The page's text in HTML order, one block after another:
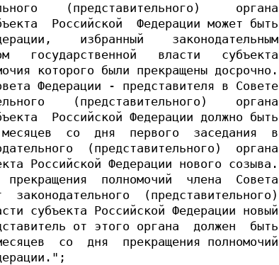
(представительного)     органа
Российской  Федерации может быть
избранный    законодательным
государственной   власти   субъекта
которого были прекращены досрочно.
Федерации - представителя в Совете
(представительного)    органа
Российской Федерации должно быть
со  дня  первого  заседания  в
(представительного)  органа
Российской Федерации нового созыва.
прекращения  полномочий  члена  Совета
законодательного  (представительного)
субъекта Российской Федерации новый
от этого органа  должен  быть
со  дня  прекращения полномочий